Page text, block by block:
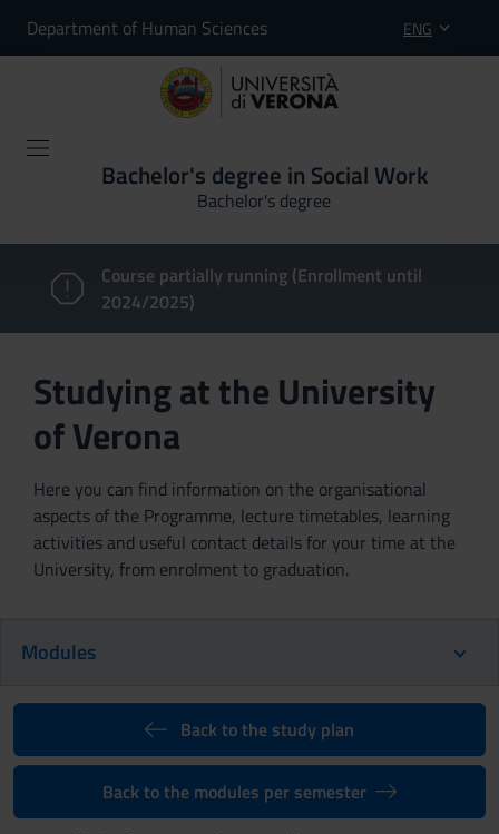
Department of Human Sciences ENG
Bachelor's degree in Social Work
Bachelor's degree
Course partially running (Enrollment until
2024/2025)
Studying at the University
of Verona
Here you can find information on the organisational
aspects of the Programme, lecture timetables, learning
activities and useful contact details for your time at the
University, from enrolment to graduation.
Modules
Back to the study plan
Back to the modules per semester